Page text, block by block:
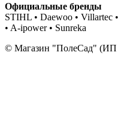
Официальные бренды
STIHL • Daewoo • Villartec
• A-ipower • Sunreka
© Магазин "ПолеСад" (ИП